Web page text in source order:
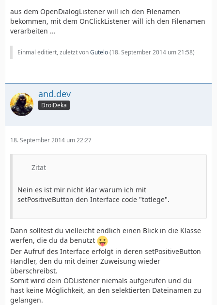
aus dem OpenDialogListener will ich den Filenamen
bekommen, mit dem OnClickListener will ich den Filenamen
verarbeiten ...
Einmal editiert, zuletzt vonGutelo(18. September 2014 um 21:58)
and.dev
DroiDeka
18. September 2014 um 22:27
Zitat
Nein es ist mir nicht klar warum ich mit
setPositiveButton den Interface code "totlege".
Dann solltest du vielleicht endlich einen Blick in die Klasse
werfen, die du da benutzt
Der Aufruf des Interface erfolgt in deren setPositiveButton
Handler, den du mit deiner Zuweisung wieder
überschreibst.
Somit wird dein ODListener niemals aufgerufen und du
hast keine Möglichkeit, an den selektierten Dateinamen zu
gelangen.